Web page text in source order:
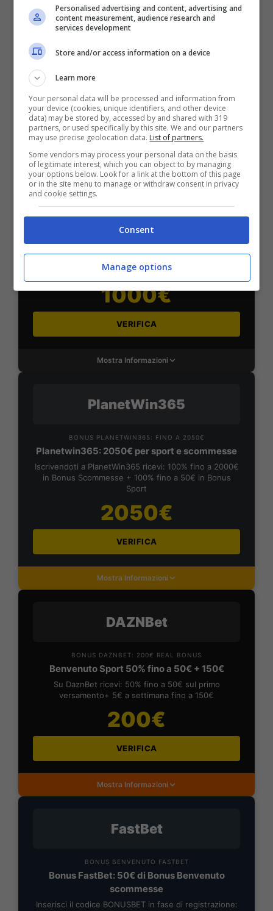
BONUS BENVENUTO LOTTOMATICA: 2050€
Fino a 2050€ bonus scommesse e sport
Per i nuovi utenti della piattaforma: 100% fino a 50€ in
Bonus Scommesse + 100% fino a 2000€ in Bonus
2050€
VERIFICA
Mostra Informazioni
SNAI
Bonus Benvenuto Sport: fino a 1.000€
50% sul deposito fino a 50€
1000€
VERIFICA
Mostra Informazioni
PlanetWin365
BONUS PLANETWIN365: FINO A 2050€
Planetwin365: 2050€ per sport e scommesse
Iscrivendoti a PlanetWin365 ricevi: 100% fino a 2000€
in Bonus Scommesse + 100% fino a 50€ in Bonus
Sport
2050€
VERIFICA
Mostra Informazioni
DAZNBet
BONUS DAZNBET: 200€ REAL BONUS
Benvenuto Sport 50% fino a 50€ + 150€
Su DaznBet ricevi: 50% fino a 50€ sul primo
versamento+ 5€ a settimana fino a 150€
200€
VERIFICA
Mostra Informazioni
FastBet
BONUS BENVENUTO FASTBET
Bonus FastBet: 50€ di Bonus Benvenuto
scommesse
Inserisci il codice BONUSBET in fase di registrazione:
Personalised advertising and content, advertising and
content measurement, audience research and
services development
Store and/or access information on a device
Learn more
Your personal data will be processed and information from
your device (cookies, unique identifiers, and other device
data) may be stored by, accessed by and shared with 319
partners, or used specifically by this site. We and our partners
may use precise geolocation data. List of partners.
Some vendors may process your personal data on the basis
of legitimate interest, which you can object to by managing
your options below. Look for a link at the bottom of this page
or in the site menu to manage or withdraw consent in privacy
and cookie settings.
Consent
Manage options